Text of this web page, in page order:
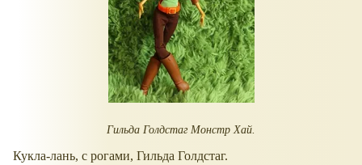
Гильда Голдстаг Монстр Хай.
Кукла-лань, с рогами, Гильда Голдстаг.